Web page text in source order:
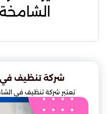
شركة تنظيف في
تعتبر شركة تنظيف في